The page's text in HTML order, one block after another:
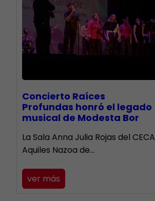
​Concierto Raíces
Profundas honró el legado
musical de Modesta Bor
La Sala Anna Julia Rojas del CECA
Aquiles Nazoa de…
ver más